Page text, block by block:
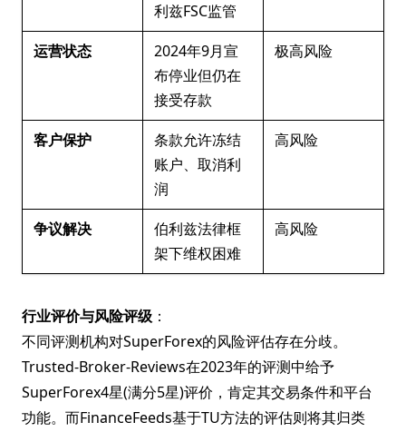
利兹FSC监管
运营状态
2024年9月宣
布停业但仍在
接受存款
极高风险
客户保护
条款允许冻结
账户、取消利
润
高风险
争议解决
伯利兹法律框
架下维权困难
高风险
行业评价与风险评级 ：
不同评测机构对SuperForex的风险评估存在分歧。
Trusted-Broker-Reviews在2023年的评测中给予
SuperForex4星(满分5星)评价，肯定其交易条件和平台
功能。而FinanceFeeds基于TU方法的评估则将其归类